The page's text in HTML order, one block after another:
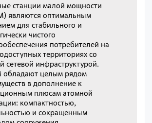
станции малой мощности
являются оптимальным
для стабильного и
чистого
потребителей на
территориях со
сетевой инфраструктурой.
целым рядом
в дополнение к
плюсам атомной
компактностью,
и сокращенным